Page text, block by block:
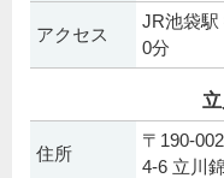
アクセス
JR池袋
0分
住所
〒190-
4-6 立川